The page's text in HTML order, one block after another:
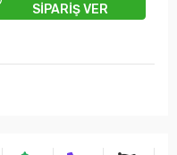
SİPARİŞ VER